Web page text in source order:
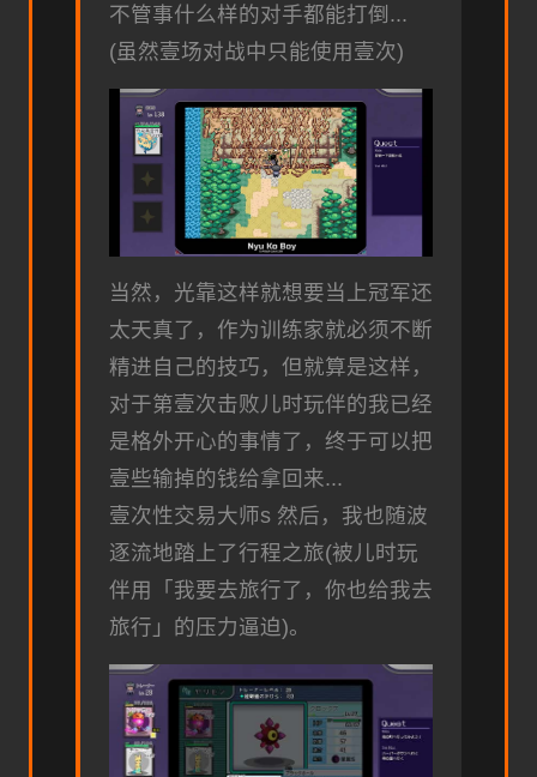
不管事什么样的对手都能打倒...
(虽然壹场对战中只能使用壹次)
当然，光靠这样就想要当上冠军还
太天真了，作为训练家就必须不断
精进自己的技巧，但就算是这样，
对于第壹次击败儿时玩伴的我已经
是格外开心的事情了，终于可以把
壹些输掉的钱给拿回来...
壹次性交易大师s 然后，我也随波
逐流地踏上了行程之旅(被儿时玩
伴用「我要去旅行了，你也给我去
旅行」的压力逼迫)。